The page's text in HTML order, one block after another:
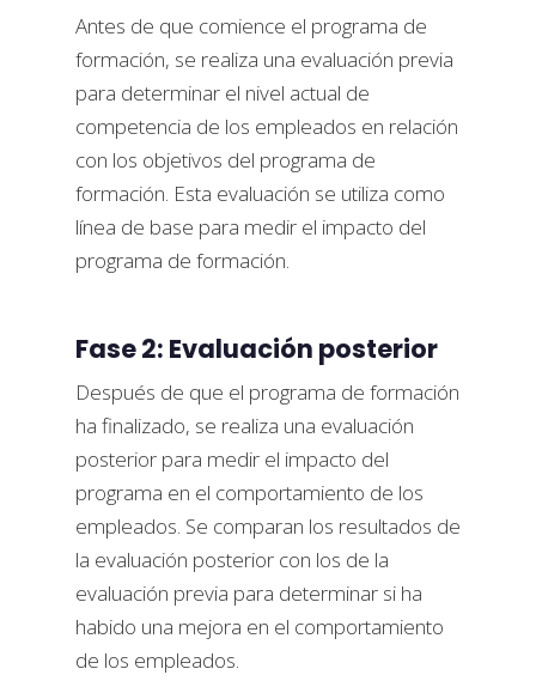
Antes de que comience el programa de
formación, se realiza una evaluación previa
para determinar el nivel actual de
competencia de los empleados en relación
con los objetivos del programa de
formación. Esta evaluación se utiliza como
línea de base para medir el impacto del
programa de formación.
Fase 2: Evaluación posterior
Después de que el programa de formación
ha finalizado, se realiza una evaluación
posterior para medir el impacto del
programa en el comportamiento de los
empleados. Se comparan los resultados de
la evaluación posterior con los de la
evaluación previa para determinar si ha
habido una mejora en el comportamiento
de los empleados.